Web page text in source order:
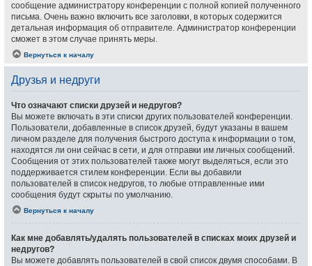
сообщение администратору конференции с полной копией полученного
письма. Очень важно включить все заголовки, в которых содержится
детальная информация об отправителе. Администратор конференции
сможет в этом случае принять меры.
Вернуться к началу
Друзья и недруги
Что означают списки друзей и недругов?
Вы можете включать в эти списки других пользователей конференции.
Пользователи, добавленные в список друзей, будут указаны в вашем
личном разделе для получения быстрого доступа к информации о том,
находятся ли они сейчас в сети, и для отправки им личных сообщений.
Сообщения от этих пользователей также могут выделяться, если это
поддерживается стилем конференции. Если вы добавили
пользователей в список недругов, то любые отправленные ими
сообщения будут скрыты по умолчанию.
Вернуться к началу
Как мне добавлять/удалять пользователей в списках моих друзей и
недругов?
Вы можете добавлять пользователей в свой список двумя способами. В